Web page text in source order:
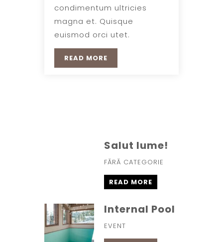
condimentum ultricies
magna et. Quisque
euismod orci utet.
READ MORE
Salut lume!
FĂRĂ CATEGORIE
READ MORE
Internal Pool
EVENT